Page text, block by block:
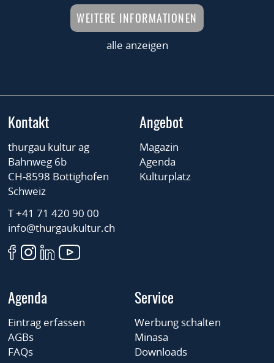
WEITERE INFORMATIONEN
alle anzeigen
Kontakt
thurgau kultur ag
Bahnweg 6b
CH-8598 Bottighofen
Schweiz
T +41 71 420 90 00
info@thurgaukultur.ch
Angebot
Magazin
Agenda
Kulturplatz
Agenda
Eintrag erfassen
AGBs
FAQs
Service
Werbung schalten
Minasa
Downloads